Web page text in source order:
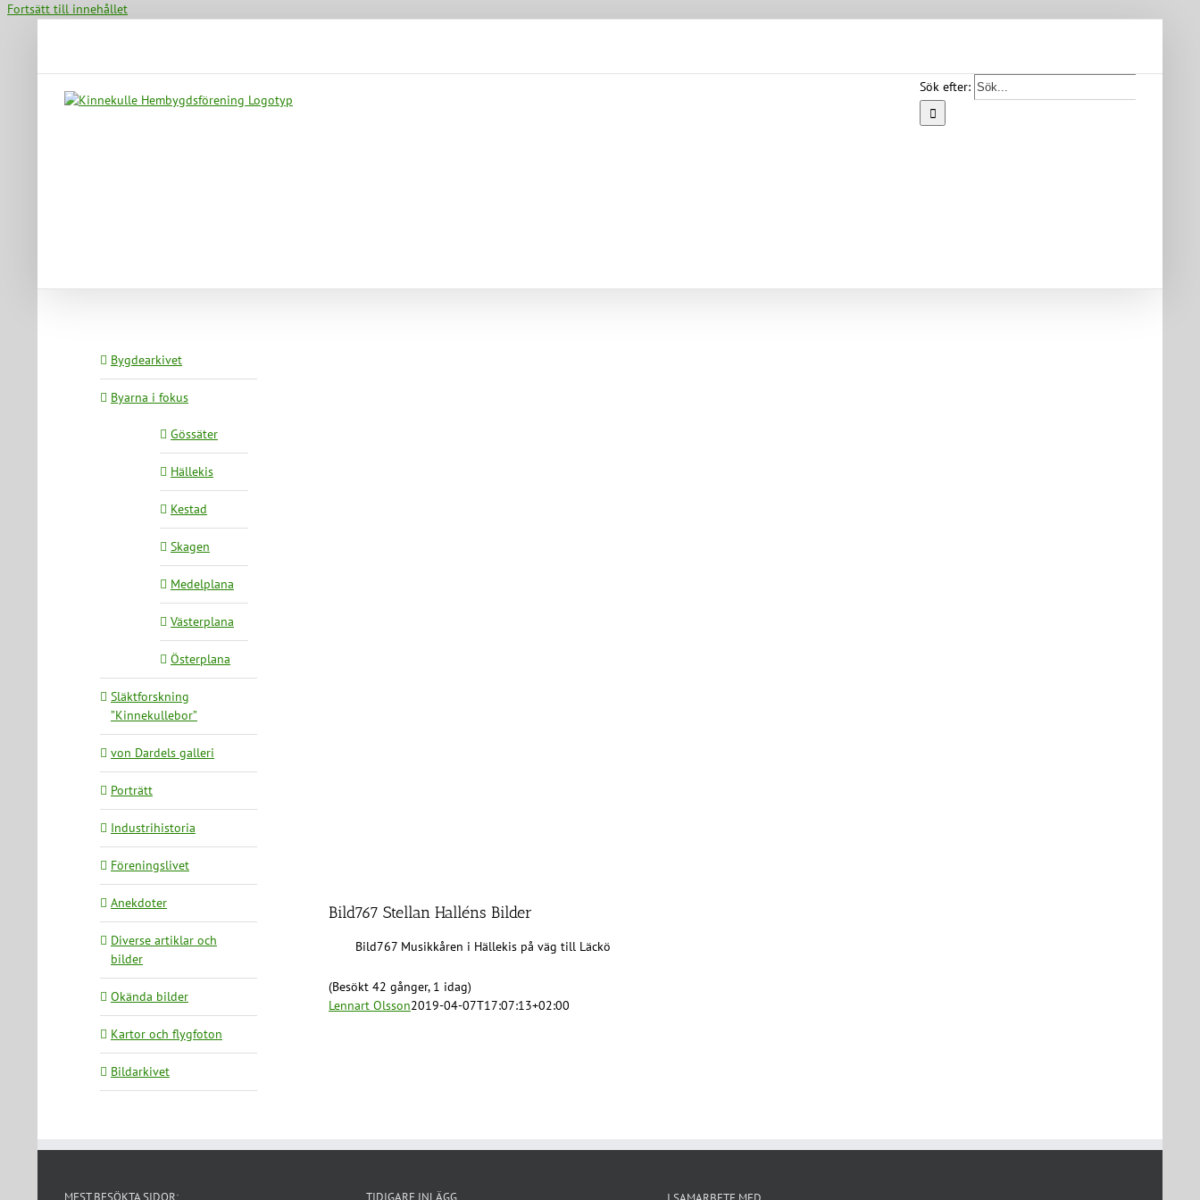
Fortsätt till innehållet
Sök efter:
Bild767 Stellan Halléns Bilder
Bild767 Musikkåren i Hällekis på väg till Läckö
(Besökt 42 gånger, 1 idag)
Lennart Olsson2019-04-07T17:07:13+02:00
Bygdearkivet
Byarna i fokus
Gössäter
Hällekis
Kestad
Skagen
Medelplana
Västerplana
Österplana
Släktforskning
”Kinnekullebor”
von Dardels galleri
Porträtt
Industrihistoria
Föreningslivet
Anekdoter
Diverse artiklar och
bilder
Okända bilder
Kartor och flygfoton
Bildarkivet
MEST BESÖKTA SIDOR: TIDIGARE INLÄGG